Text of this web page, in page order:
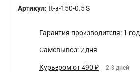
Артикул: tt-a-150-0.5 S
Гарантия производителя: 1 год
Самовывоз: 2 дня
Курьером от 490 ₽ 2-3 дней